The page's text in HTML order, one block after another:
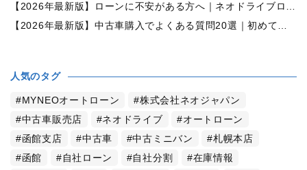
【2026年最新版】ローンに不安がある方へ｜ネオドライブローンの窓口で新しいカーライフをサポート
【2026年最新版】中古車購入でよくある質問20選｜初めての方でも失敗しない完全ガイド【札幌・北海道対応】
人気のタグ
MYNEOオートローン
株式会社ネオジャパン
中古車販売店
ネオドライブ
オートローン
函館支店
中古車 中古ミニバン
札幌本店
函館
自社ローン 自社分割
在庫情報